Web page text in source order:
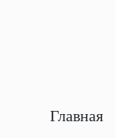
Главная